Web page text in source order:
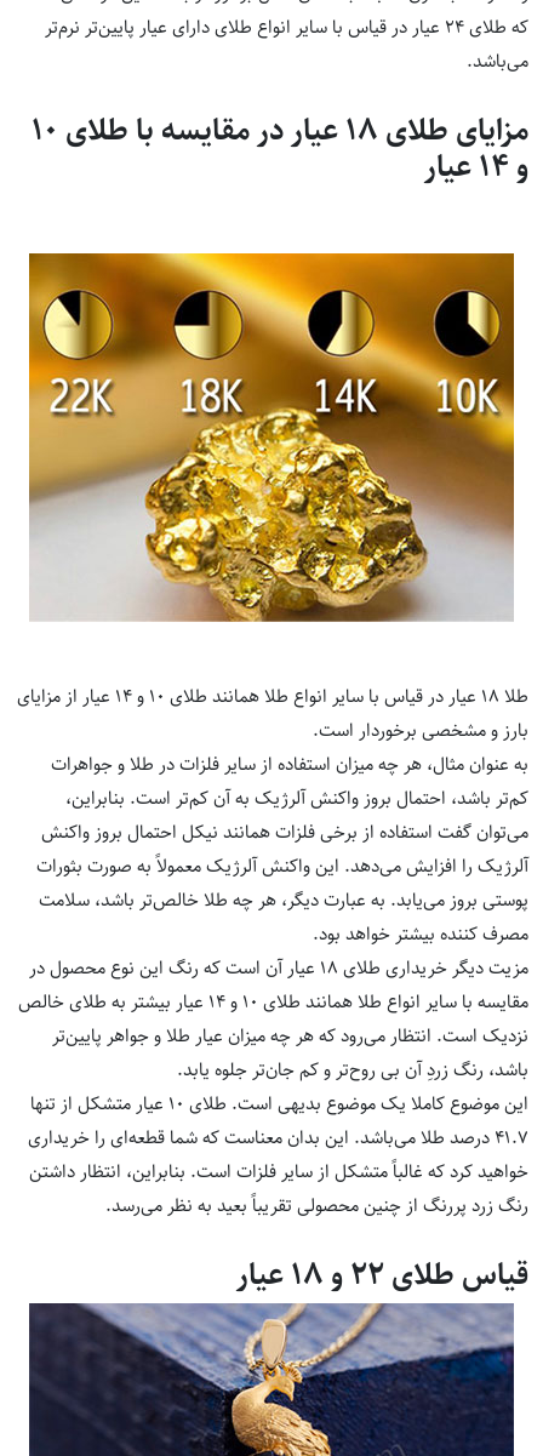
که طلای 24 عیار در قیاس با سایر انواع طلای دارای عیار پایین‌تر نرم‌تر
می‌باشد.
مزایای طلای 18 عیار در مقایسه با طلای 10
و 14 عیار
طلا 18 عیار در قیاس با سایر انواع طلا همانند طلای 10 و 14 عیار از مزایای
بارز و مشخصی برخوردار است.
به عنوان مثال، هر چه میزان استفاده از سایر فلزات در طلا و جواهرات
کم‌تر باشد، احتمال بروز واکنش آلرژیک به آن کم‌تر است. بنابراین،
می‌توان گفت استفاده از برخی فلزات همانند نیکل احتمال بروز واکنش
آلرژیک را افزایش می‌دهد. این واکنش آلرژیک معمولاً به صورت بثورات
پوستی بروز می‌یابد. به عبارت دیگر، هر چه طلا خالص‌تر باشد، سلامت
مصرف کننده بیشتر خواهد بود.
مزیت دیگر خریداری طلای 18 عیار آن است که رنگ این نوع محصول در
مقایسه با سایر انواع طلا همانند طلای 10 و 14 عیار بیشتر به طلای خالص
نزدیک است. انتظار می‌رود که هر چه میزان عیار طلا و جواهر پایین‌تر
باشد، رنگ زردِ آن بی روح‌تر و کم جان‌تر جلوه یابد.
این موضوع کاملا یک موضوع بدیهی است. طلای 10 عیار متشکل از تنها
41.7 درصد طلا می‌باشد. این بدان معناست که شما قطعه‌ای را خریداری
خواهید کرد که غالباً متشکل از سایر فلزات است. بنابراین، انتظار داشتن
رنگ زرد پررنگ از چنین محصولی تقریباً بعید به نظر می‌رسد.
قیاس طلای 22 و 18 عیار